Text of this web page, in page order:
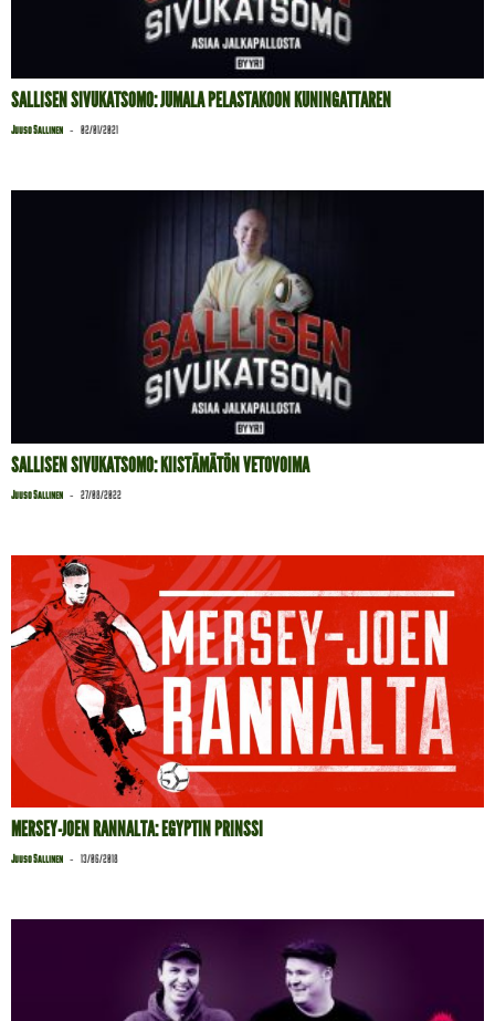
SALLISEN SIVUKATSOMO: JUMALA PELASTAKOON KUNINGATTAREN
Juuso Sallinen - 02/01/2021
SALLISEN SIVUKATSOMO: KIISTÄMÄTÖN VETOVOIMA
Juuso Sallinen - 27/08/2022
MERSEY-JOEN RANNALTA: EGYPTIN PRINSSI
Juuso Sallinen - 13/06/2018